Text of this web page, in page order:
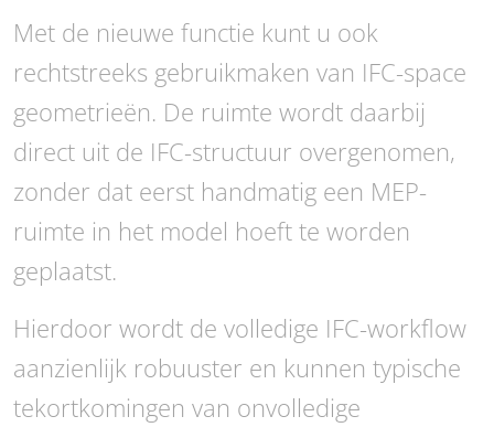
Met de nieuwe functie kunt u ook
rechtstreeks gebruikmaken van IFC-space
geometrieën. De ruimte wordt daarbij
direct uit de IFC-structuur overgenomen,
zonder dat eerst handmatig een MEP-
ruimte in het model hoeft te worden
geplaatst.
Hierdoor wordt de volledige IFC-workflow
aanzienlijk robuuster en kunnen typische
tekortkomingen van onvolledige